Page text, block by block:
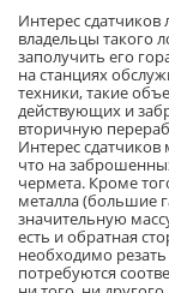
Интерес сдатчиков
владельцы такого
заполучить его
на станциях
техники, такие
действующих и
вторичную
Интерес
что на
чермета. Кроме
металла (большие
значительную
есть и обратная
необходимо
потребуются